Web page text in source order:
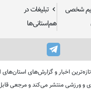
شخصی
تبلیغات در
هم‌استانی‌ها
هم‌استانی‌ها از سال ۱۳۹۳ تازه‌ترین اخبار و گزارش‌های
و ورزشی منتشر می‌کند و مرجعی